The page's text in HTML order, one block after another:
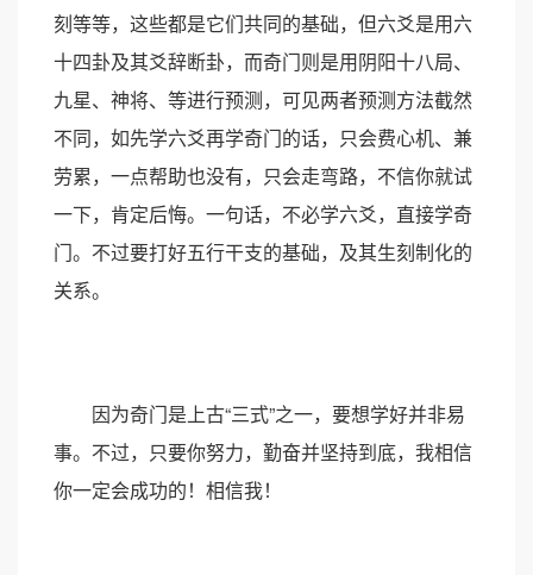
刻等等，这些都是它们共同的基础，但六爻是用六
十四卦及其爻辞断卦，而奇门则是用阴阳十八局、
九星、神将、等进行预测，可见两者预测方法截然
不同，如先学六爻再学奇门的话，只会费心机、兼
劳累，一点帮助也没有，只会走弯路，不信你就试
一下，肯定后悔。一句话，不必学六爻，直接学奇
门。不过要打好五行干支的基础，及其生刻制化的
关系。
因为奇门是上古“三式”之一，要想学好并非易
事。不过，只要你努力，勤奋并坚持到底，我相信
你一定会成功的！相信我！